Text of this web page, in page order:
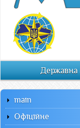
Державна
main
Офiцiйне